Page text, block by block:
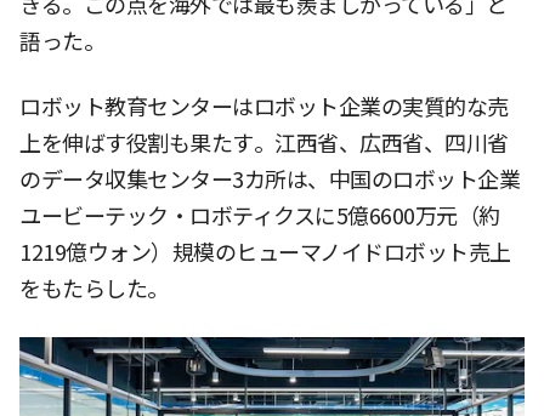
語った。
ロボット教育センターはロボット企業の実質的な売
上を伸ばす役割も果たす。江西省、広西省、四川省
のデータ収集センター3カ所は、中国のロボット企業
ユービーテック・ロボティクスに5億6600万元（約
1219億ウォン）規模のヒューマノイドロボット売上
をもたらした。